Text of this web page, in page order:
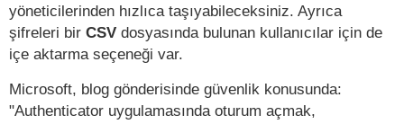
yöneticilerinden hızlıca taşıyabileceksiniz. Ayrıca
şifreleri bir CSV dosyasında bulunan kullanıcılar için de
içe aktarma seçeneği var.
Microsoft, blog gönderisinde güvenlik konusunda:
"Authenticator uygulamasında oturum açmak,